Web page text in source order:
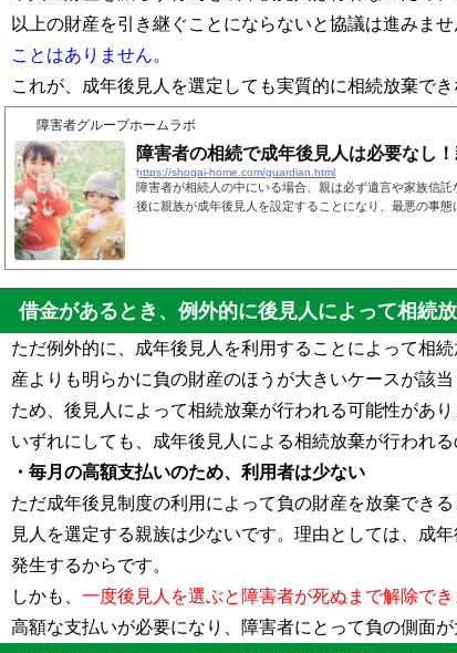
以上の財産を引き継ぐことにならないと協議は進みませ
ことはありません。
これが、成年後見人を選定しても実質的に相続放棄で
障害者グループホームラボ
障害者の相続で成年後見人は必要なし
https://shogai-home.com/guardian.html
障害者が相続人の中にいる場合、親は必ず遺言や家族信
後に親族が成年後見人を設定することになり、最悪の事
借金があるとき、例外的に後見人によって相続
ただ例外的に、成年後見人を利用することによって相
産よりも明らかに負の財産のほうが大きいケースが該
ため、後見人によって相続放棄が行われる可能性があり
いずれにしても、成年後見人による相続放棄が行われ
・毎月の高額支払いのため、利用者は少ない
ただ成年後見制度の利用によって負の財産を放棄でき
見人を選定する親族は少ないです。理由としては、成
発生するからです。
しかも、 一度後見人を選ぶと障害者が死ぬまで解除でき
高額な支払いが必要になり、障害者にとって負の側面が